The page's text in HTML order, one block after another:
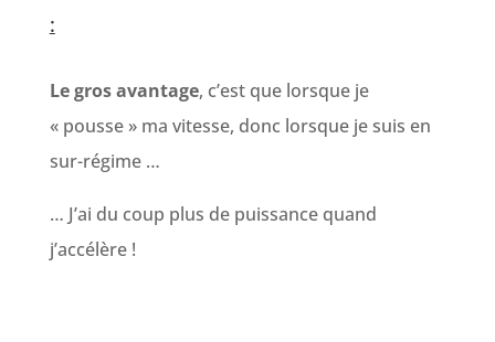
:
Le gros avantage, c’est que lorsque je
« pousse » ma vitesse, donc lorsque je suis en
sur-régime …
… J’ai du coup plus de puissance quand
j’accélère !